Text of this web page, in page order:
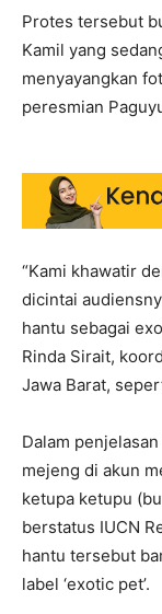
Protes tersebut
Kamil yang
menyayangkan
peresmian
“Kami khawatir
dicintai
hantu sebagai
Rinda Sirait,
Jawa Barat,
Dalam
mejeng di akun
ketupa ketupu
berstatus IUCN
hantu tersebut
label ‘exotic pet’.